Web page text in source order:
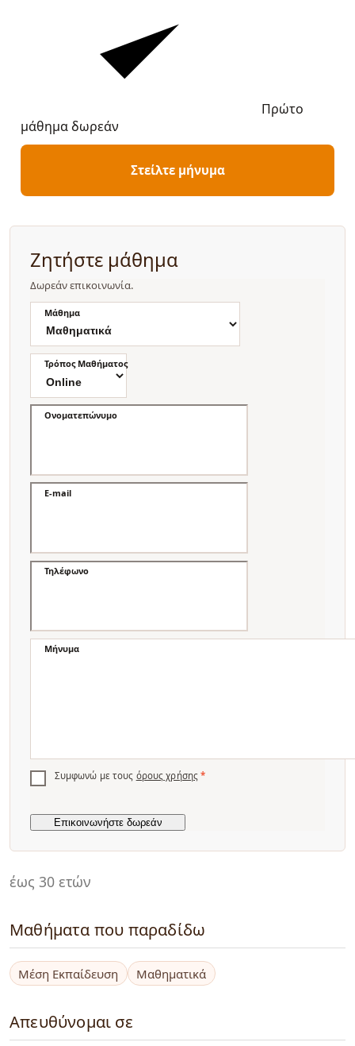
έως 30 ετών
Μαθήματα που παραδίδω
Μέση Εκπαίδευση Μαθηματικά
Απευθύνομαι σε
Πρώτο
μάθημα δωρεάν
Στείλτε μήνυμα
Ζητήστε μάθημα
Δωρεάν επικοινωνία.
Μάθημα
Τρόπος Μαθήματος
Ονοματεπώνυμο
E-mail
Τηλέφωνο
Μήνυμα
Συμφωνώ με τους όρους χρήσης *